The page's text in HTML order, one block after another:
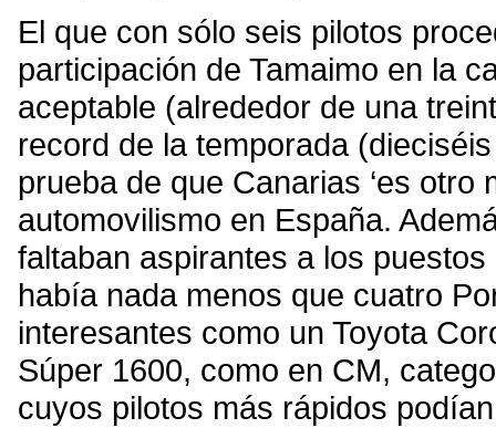
El que con sólo seis pilotos
participación de Tamaimo en la
aceptable (alrededor de una
record de la temporada
prueba de que Canarias ‘es otro
automovilismo en España.
faltaban aspirantes a los
había nada menos que cuatro
interesantes como un Toyota
Súper 1600, como en CM,
cuyos pilotos más rápidos